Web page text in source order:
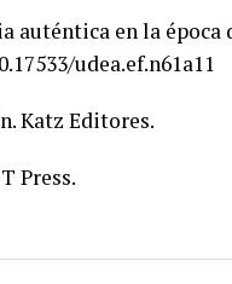
auténtica en la
udea.ef.n61a11
Katz Editores.
Press.